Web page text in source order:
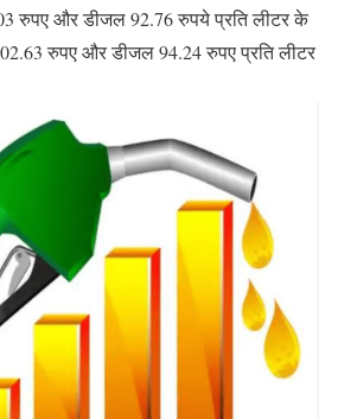
रुपए और डीजल 92.76 रुपये प्रति लीटर के
रुपए और डीजल 94.24 रुपए प्रति लीटर